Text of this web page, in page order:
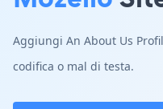
Aggiungi An About Us
codifica o mal di testa.